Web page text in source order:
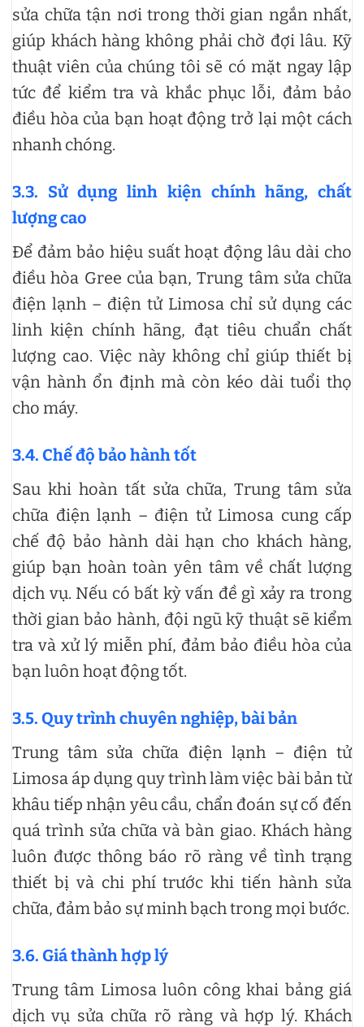
sửa chữa tận nơi trong thời gian ngắn nhất,
giúp khách hàng không phải chờ đợi lâu. Kỹ
thuật viên của chúng tôi sẽ có mặt ngay lập
tức để kiểm tra và khắc phục lỗi, đảm bảo
điều hòa của bạn hoạt động trở lại một cách
nhanh chóng.
3.3. Sử dụng linh kiện chính hãng, chất
lượng cao
Để đảm bảo hiệu suất hoạt động lâu dài cho
điều hòa Gree của bạn, Trung tâm sửa chữa
điện lạnh – điện tử Limosa chỉ sử dụng các
linh kiện chính hãng, đạt tiêu chuẩn chất
lượng cao. Việc này không chỉ giúp thiết bị
vận hành ổn định mà còn kéo dài tuổi thọ
cho máy.
3.4. Chế độ bảo hành tốt
Sau khi hoàn tất sửa chữa, Trung tâm sửa
chữa điện lạnh – điện tử Limosa cung cấp
chế độ bảo hành dài hạn cho khách hàng,
giúp bạn hoàn toàn yên tâm về chất lượng
dịch vụ. Nếu có bất kỳ vấn đề gì xảy ra trong
thời gian bảo hành, đội ngũ kỹ thuật sẽ kiểm
tra và xử lý miễn phí, đảm bảo điều hòa của
bạn luôn hoạt động tốt.
3.5. Quy trình chuyên nghiệp, bài bản
Trung tâm sửa chữa điện lạnh – điện tử
Limosa áp dụng quy trình làm việc bài bản từ
khâu tiếp nhận yêu cầu, chẩn đoán sự cố đến
quá trình sửa chữa và bàn giao. Khách hàng
luôn được thông báo rõ ràng về tình trạng
thiết bị và chi phí trước khi tiến hành sửa
chữa, đảm bảo sự minh bạch trong mọi bước.
3.6. Giá thành hợp lý
Trung tâm Limosa luôn công khai bảng giá
dịch vụ sửa chữa rõ ràng và hợp lý. Khách